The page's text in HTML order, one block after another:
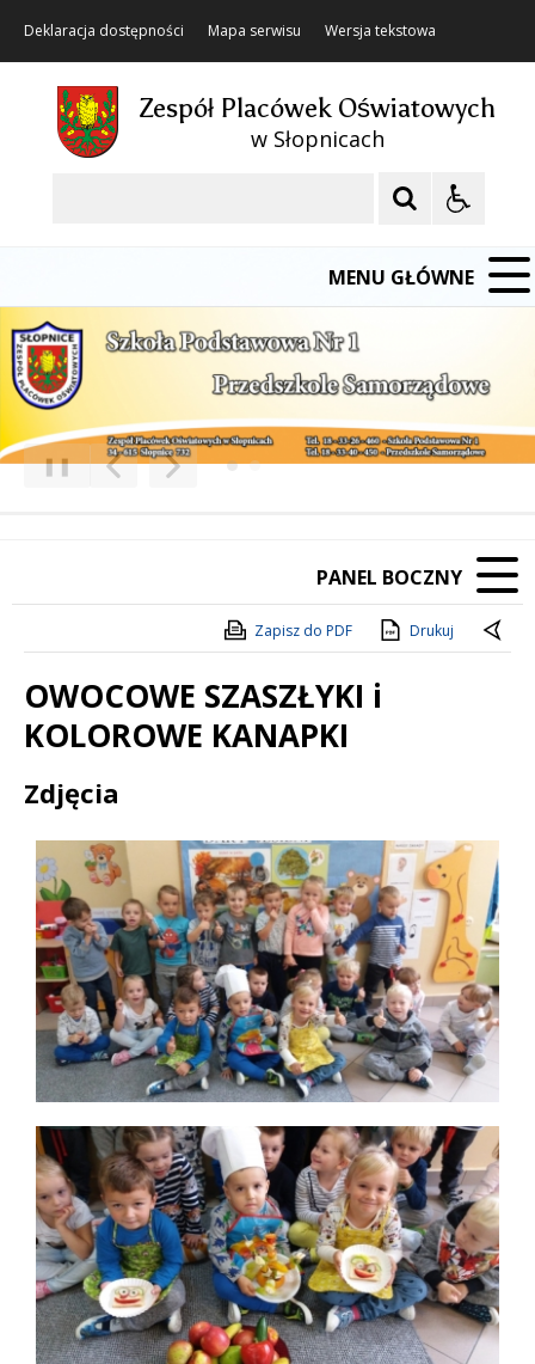
Deklaracja dostępności Mapa serwisu Wersja tekstowa
Zespół Placówek Oświatowych
w Słopnicach
MENU GŁÓWNE
Poprzedni Element
Następny Element
❚❚
PANEL BOCZNY
Zapisz do PDF Drukuj
OWOCOWE SZASZŁYKI i
KOLOROWE KANAPKI
Treść
Zdjęcia